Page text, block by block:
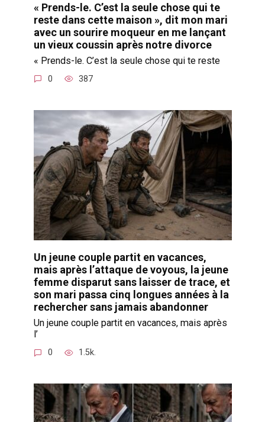
« Prends-le. C’est la seule chose qui te
reste dans cette maison », dit mon mari
avec un sourire moqueur en me lançant
un vieux coussin après notre divorce
« Prends-le. C’est la seule chose qui te reste
0 387
Un jeune couple partit en vacances,
mais après l’attaque de voyous, la jeune
femme disparut sans laisser de trace, et
son mari passa cinq longues années à la
rechercher sans jamais abandonner
Un jeune couple partit en vacances, mais après
l’
0 1.5k.